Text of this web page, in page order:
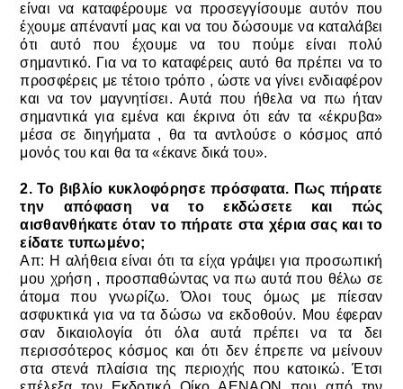
είναι να καταφέρουμε να προσεγγίσουμε αυτόν που
έχουμε απέναντί μας και να του δώσουμε να καταλάβει
ότι αυτό που έχουμε να του πούμε είναι πολύ
σημαντικό. Για να το καταφέρεις αυτό θα πρέπει να το
προσφέρεις με τέτοιο τρόπο , ώστε να γίνει ενδιαφέρον
και να τον μαγνητίσει. Αυτά που ήθελα να πω ήταν
σημαντικά για εμένα και έκρινα ότι εάν τα «έκρυβα»
μέσα σε διηγήματα , θα τα αντλούσε ο κόσμος από
μονός του και θα τα «έκανε δικά του».
2. Το βιβλίο κυκλοφόρησε πρόσφατα. Πως πήρατε
την απόφαση να το εκδώσετε και πώς
αισθανθήκατε όταν το πήρατε στα χέρια σας και το
είδατε τυπωμένο;
Απ: Η αλήθεια είναι ότι τα είχα γράψει για προσωπική
μου χρήση , προσπαθώντας να πω αυτά που θέλω σε
άτομα που γνωρίζω. Όλοι τους όμως με πίεσαν
ασφυκτικά για να τα δώσω να εκδοθούν. Μου έφεραν
σαν δικαιολογία ότι όλα αυτά πρέπει να τα δει
περισσότερος κόσμος και ότι δεν έπρεπε να μείνουν
στα στενά πλαίσια της περιοχής που κατοικώ. Έτσι